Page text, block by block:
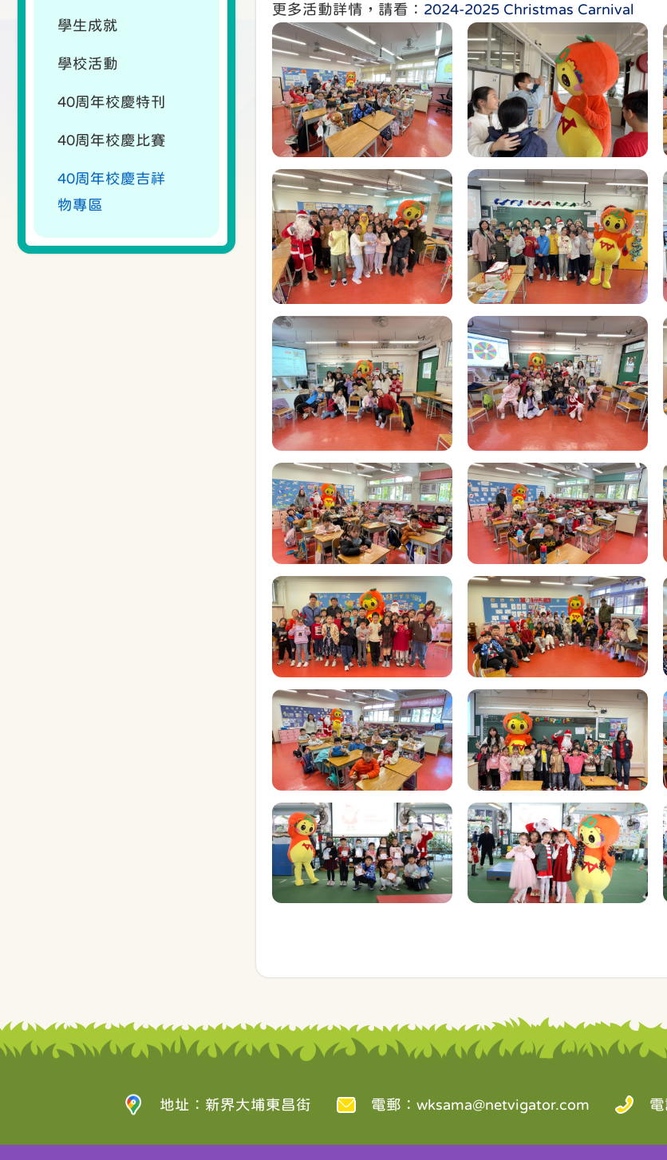
更多活動詳情，請看： 2024-2025 Christmas Carnival
學生成就
學校活動
40周年校慶特刊
40周年校慶比賽
40周年校慶吉祥
物專區
地址：新界大埔東昌街 電郵： wksama@netvigator.com